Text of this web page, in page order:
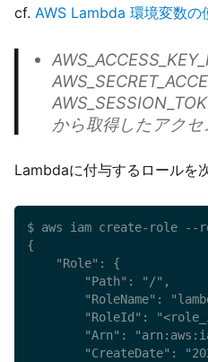
cf. AWS Lambda 環境変数
から取得したアクセ
Lambdaに付与するロールを
$ aws iam create-role --
{
    "Role": {
        "Path": "/",
"RoleName":
"RoleId":
"Arn":
"CreateDate":